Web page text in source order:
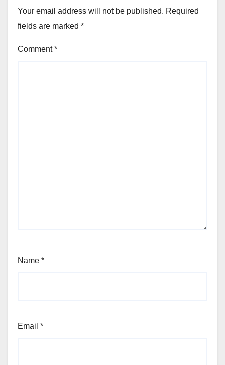
Your email address will not be published. Required
fields are marked *
Comment*
Name *
Email *